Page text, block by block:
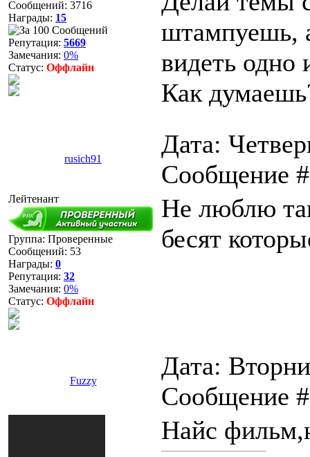
Сообщений: 3716
Награды: 15
Репутация: 5669
Замечания: 0%
Статус: Оффлайн
штампуешь,
видеть одно
Как
rusich91
Дата:
Сообщение
Лейтенант
Группа: Проверенные
Сообщений: 53
Награды: 0
Репутация: 32
Замечания: 0%
Статус: Оффлайн
Не люблю
бесят
Fuzzy
Дата:
Сообщение
Найс